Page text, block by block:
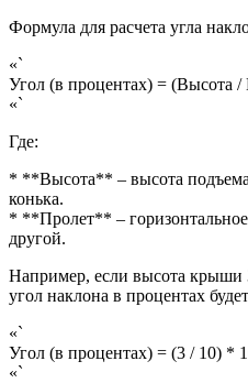
Формула для расчета угла
«`
Угол (в процентах) = (Высота
«`
Где:
* **Высота** – высота
конька.
* **Пролет** –
другой.
Например, если высота крыши
угол наклона в процентах
«`
Угол (в процентах) = (3 / 10) *
«`